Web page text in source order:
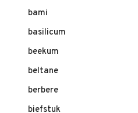
bami
basilicum
beekum
beltane
berbere
biefstuk